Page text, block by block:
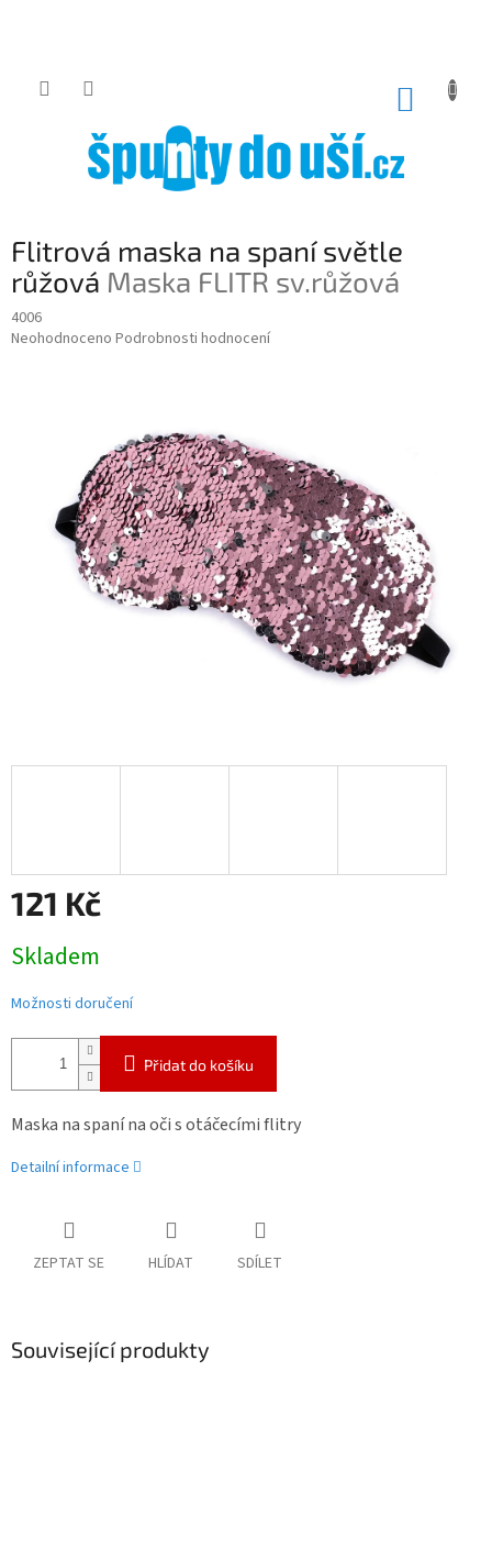
Flitrová maska na spaní světle
růžová Maska FLITR sv.růžová
4006
Průměrné
hvězdiček.
Neohodnoceno Podrobnosti hodnocení
121 Kč
cena:
Skladem
Možnosti doručení
Přidat do košíku
Maska na spaní na oči s otáčecími flitry
Detailní informace
ZEPTAT SE HLÍDAT SDÍLET
Související produkty